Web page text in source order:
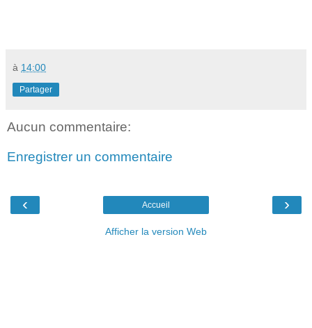
à 14:00
Partager
Aucun commentaire:
Enregistrer un commentaire
‹ ›
Accueil
Afficher la version Web